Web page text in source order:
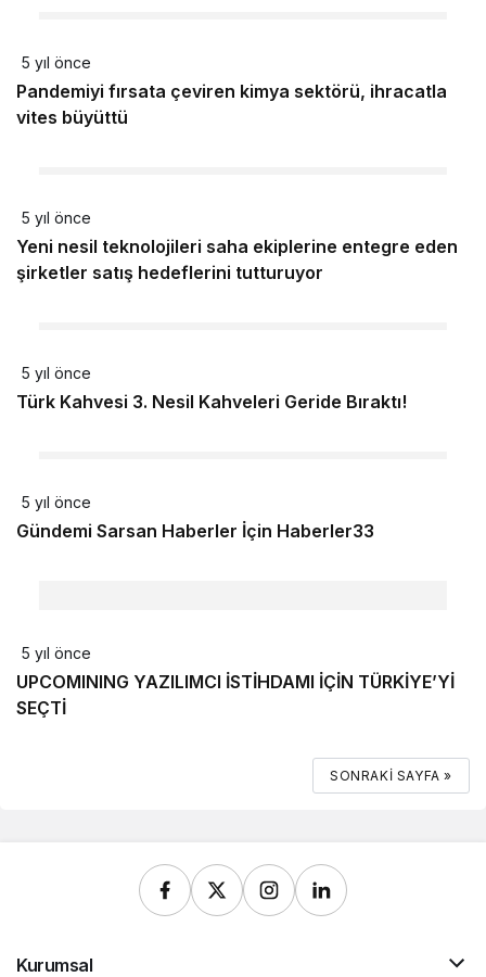
5 yıl önce
Pandemiyi fırsata çeviren kimya sektörü, ihracatla
vites büyüttü
5 yıl önce
Yeni nesil teknolojileri saha ekiplerine entegre eden
şirketler satış hedeflerini tutturuyor
5 yıl önce
Türk Kahvesi 3. Nesil Kahveleri Geride Bıraktı!
5 yıl önce
Gündemi Sarsan Haberler İçin Haberler33
5 yıl önce
UPCOMINING YAZILIMCI İSTİHDAMI İÇİN TÜRKİYE’Yİ
SEÇTİ
SONRAKI SAYFA »
Kurumsal